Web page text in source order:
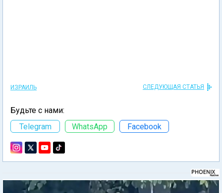
ИЗРАИЛЬ СЛЕДУЮЩАЯ СТАТЬЯ
Будьте с нами:
Telegram
WhatsApp Facebook